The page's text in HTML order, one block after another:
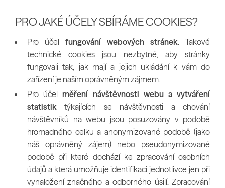
PRO JAKÉ ÚČELY SBÍRÁME COOKIES?
Pro účel fungování webových stránek . Takové
technické cookies jsou nezbytné, aby stránky
fungovali tak, jak mají a jejich ukládání k vám do
zařízení je naším oprávněným zájmem.
Pro účelměření návštěvnosti webu a vytváření
statistik týkajících se návštěvnosti a chování
návštěvníků na webu jsou posuzovány v podobě
hromadného celku a anonymizované podobě (jako
náš oprávněný zájem) nebo pseudonymizované
podobě při které dochází ke zpracování osobních
údajů a která umožňuje identifikaci jednotlivce jen při
vynaložení značného a odborného úsilí. Zpracování